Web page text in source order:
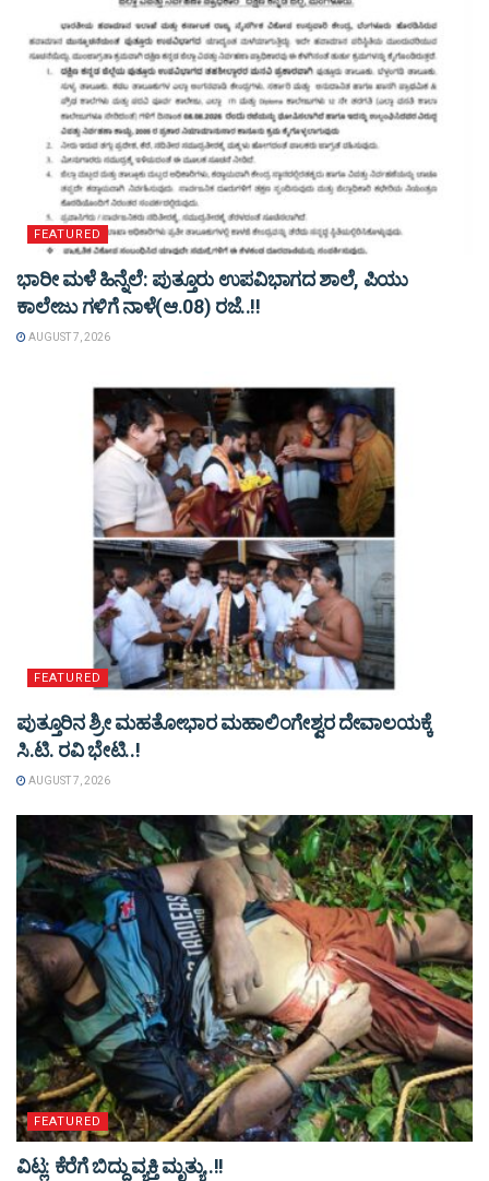
FEATURED
ಭಾರೀ ಮಳೆ ಹಿನ್ನೆಲೆ: ಪುತ್ತೂರು ಉಪವಿಭಾಗದ ಶಾಲೆ, ಪಿಯು
ಕಾಲೇಜು ಗಳಿಗೆ ನಾಳೆ(ಆ.08) ರಜೆ..!!
AUGUST 7, 2026
FEATURED
ಪುತ್ತೂರಿನ ಶ್ರೀ ಮಹತೋಭಾರ ಮಹಾಲಿಂಗೇಶ್ವರ ದೇವಾಲಯಕ್ಕೆ
ಸಿ.ಟಿ. ರವಿ ಭೇಟಿ..!
AUGUST 7, 2026
FEATURED
ವಿಟ್ಲ: ಕೆರೆಗೆ ಬಿದ್ದು ವ್ಯಕ್ತಿ ಮೃತ್ಯು..!!